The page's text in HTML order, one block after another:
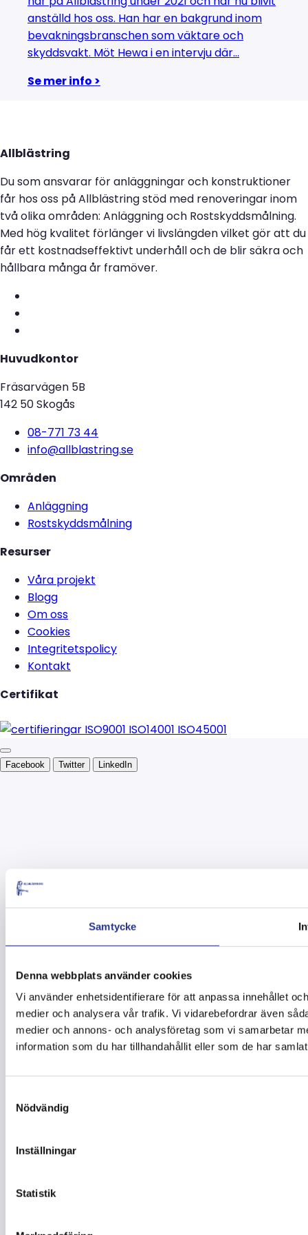
Samtycke
Denna webbplats använder cookies
Vi använder enhetsidentifierare för att anpassa innehållet
medier och analysera vår trafik. Vi vidarebefordrar även
medier och annons- och analysföretag som vi samarbetar
information som du har tillhandahållit eller som de har
Nödvändig
Inställningar
Statistik
anställd hos oss. Han har en bakgrund inom
bevakningsbranschen som väktare och
skyddsvakt. Möt Hewa i en intervju där...
Se mer info >
Allblästring
Du som ansvarar för anläggningar och konstruktioner
får hos oss på Allblästring stöd med renoveringar inom
två olika områden: Anläggning och Rostskyddsmålning.
Med hög kvalitet förlänger vi livslängden vilket gör att du
får ett kostnadseffektivt underhåll och de blir säkra och
hållbara många år framöver.
Huvudkontor
Fräsarvägen 5B
142 50 Skogås
08-771 73 44
info@allblastring.se
Områden
Anläggning
Rostskyddsmålning
Resurser
Våra projekt
Blogg
Om oss
Cookies
Integritetspolicy
Kontakt
Certifikat
Facebook Twitter LinkedIn